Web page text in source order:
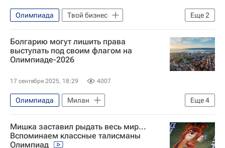
Еще2
Олимпиада
Твой бизнес
Федеральная служба по финансовому мониторингу (Росфинмониторинг)
Финансы
Болгарию могут лишить права
выступать под своим флагом на
Олимпиаде-2026
17 сентября 2025, 18:29 4007
Еще4
Олимпиада
Милан
Кортина-д'Ампеццо
Болгария
Международный олимпийский комитет (МОК)
Мишка заставил рыдать весь мир...
Вспоминаем классные талисманы
Олимпиад